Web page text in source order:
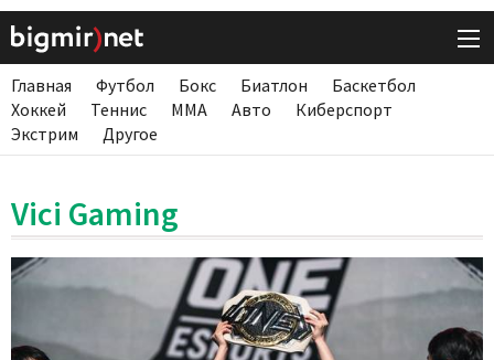
Главная Футбол Бокс Биатлон
Баскетбол
Хоккей
Теннис ММА Авто
Киберспорт
Экстрим
Другое
Vici Gaming